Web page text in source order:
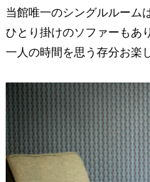
当館唯一のシングルルームは
ひとり掛けのソファーもあ
一人の時間を思う存分お楽